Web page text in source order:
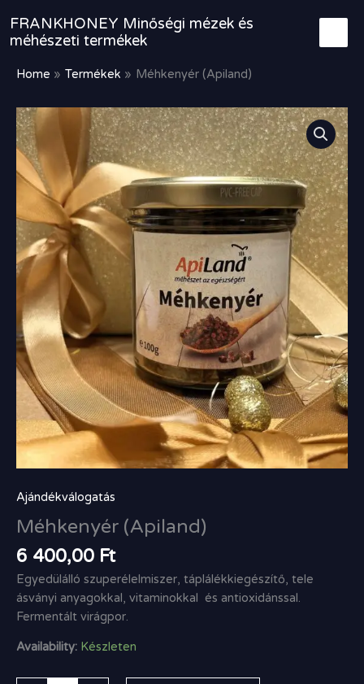
content
FRANKHONEY Minőségi mézek és
méhészeti termékek
Home Termékek Méhkenyér (Apiland)
Ajándékválogatás
Méhkenyér (Apiland)
6 400,00 Ft
Egyedülálló szuperélelmiszer, táplálékkiegészítő, tele
ásványi anyagokkal, vitaminokkal és antioxidánssal.
Fermentált virágpor.
Availability: Készleten
Méhkenyér
(Apiland)
mennyiség